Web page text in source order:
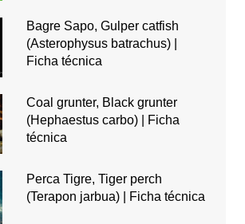
Bagre Sapo, Gulper catfish
(Asterophysus batrachus) |
Ficha técnica
Coal grunter, Black grunter
(Hephaestus carbo) | Ficha
técnica
Perca Tigre, Tiger perch
(Terapon jarbua) | Ficha técnica